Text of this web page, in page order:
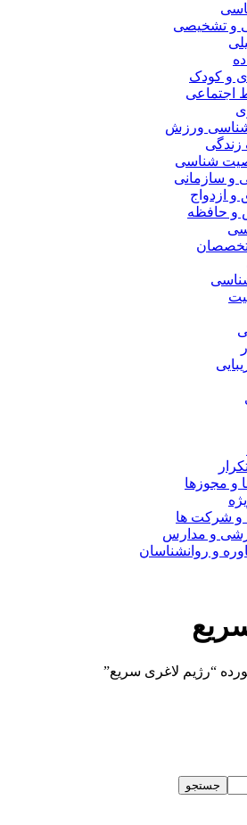
و تشخیصی
و کودک
اجتماعی
ورزش
شناسی
و سازمانی
ازدواج
حافظه
و مجوزها
و شرکت ها
و مدارس
و روانشناسان
“رژیم لاغری سریع”
جستجو